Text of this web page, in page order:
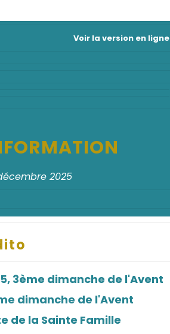
Voir la version en ligne
2025
3ème dimanche de l'Avent
dimanche de l'Avent
de la Sainte Famille